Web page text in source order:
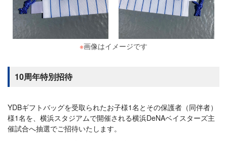
※画像はイメージです
10周年特別招待
YDBギフトバッグを受取られたお子様1名とその保護者（同伴者）
様1名を、横浜スタジアムで開催される横浜DeNAベイスターズ主
催試合へ抽選でご招待いたします。